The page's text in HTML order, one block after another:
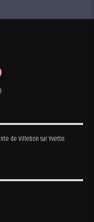
de Villebon sur Yvette.